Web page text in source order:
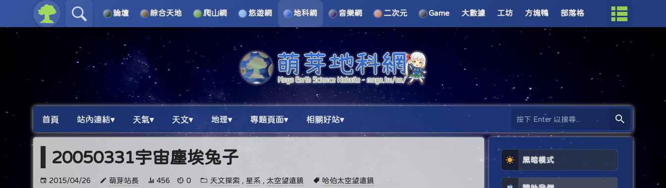
論壇 綜合天地 爬山網 悠遊網 地科網 音樂網 二次元 Game 大數據 工坊 方塊鴨 部落格
關於
首頁 站內連結▾ 天氣▾ 天文▾ 地理▾ 專題頁面▾ 相關好站▾
20050331宇宙塵埃兔子
2015/04/26 萌芽站長 456 0 天文探索 , 星系 , 太空望遠鏡 哈伯太空望遠鏡
黑暗模式